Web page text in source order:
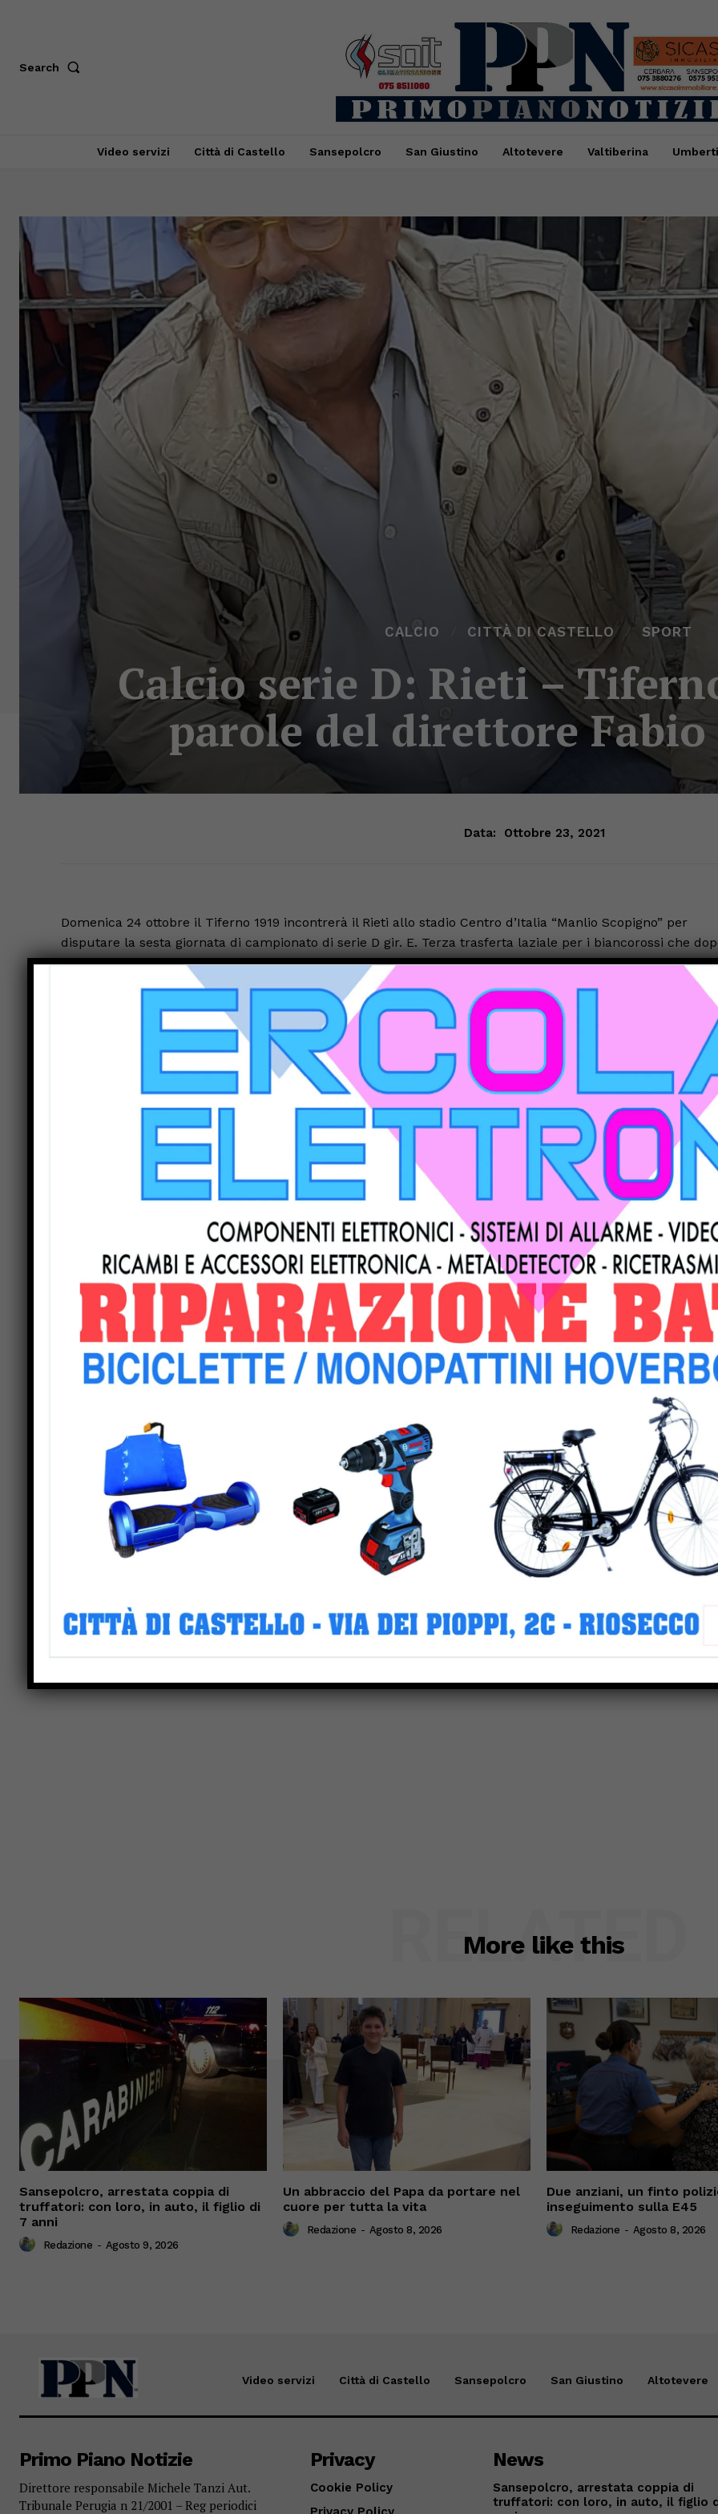
Search
Video servizi Città di Castello Sansepolcro San Giustino Altotevere Valtiberina
CALCIO CITTÀ DI CASTELLO SPORT
Calcio serie D: Rieti –
parole del direttore
Data: Ottobre 23, 2021
Domenica 24 ottobre il Tiferno 1919 incontrerà il Rieti allo stadio Centro d’Italia “Manlio Scopigno” per
disputare la sesta giornata di campionato di serie D gir. E. Terza trasferta laziale per i biancorossi che
due successi di fila ottenuti contro l’Unipomezia e contro il Montespaccato cercheranno di replicare per
Momento positivo per la squadra di mister Machi che nelle scorse due partite ha dimostrato grinta e
carattere da vendere: scesi in campo con determinazione i ragazzi sono finalmente riusciti a conquistare
due belle vittorie importanti per la classifica generale che, ad oggi, vede il Tiferno in sesta posizione con 9
punti, subito dietro al Poggibonsi. Il Rieti, invece, si trova in dodicesima posizione con 5 punti totali (una
vittoria, due pareggi e due sconfitte). Nella partita di domenica sarà assente il
centrale difensivo del TifernoMurilo Gomes Ferreira, squalificato per tre turni per un acceso confronto
un avversario durante la partita contro il Montespaccato, ma tornerà a disposizione Tersini, anche lui
squalificato per tre giornate a causa di un diverbio durante il derby Tiferno 1919 – Trestina.
“La squadra sta andando bene, da un punto di vista tecnico stiamo dimostrando molto” dichiara
direttore tecnico FabioCalagreti . “Le squadre avversarie e gli osservatori dicono che siamo la
del girone che esprime il meglio calcio, tanto di cappello al nostro allenatore, ma anche ai ragazzi che si
stanno comportando bene. Domenica sarà una gara ostica, tutti dicono che il Rieti è una squadra che
ancora non è riuscita ad esprimere il suo valore, speriamo comunque che per noi domenica vada bene”
Previous article
A Perugia si “Cammina in Rosa”. Sabato
23 ottobre il Piedibus del Ben Essere al
tumore al seno e promuovere salute
Next article
Martedì 26 ottobre il convegno “
FARE INSIEME È FARE INGRANDE”
More like this
RELATED
Sansepolcro, arrestata coppia di
truffatori: con loro, in auto, il figlio di
7 anni
Redazione - Agosto 9, 2026
Un abbraccio del Papa da portare nel
cuore per tutta la vita
Redazione - Agosto 8, 2026
Due anziani, un finto
inseguimento sulla E45
Redazione - Agosto 8, 2026
Video servizi Città di Castello Sansepolcro San Giustino Altotevere
Primo Piano Notizie
Direttore responsabile Michele Tanzi Aut.
Tribunale Perugia n 21/2001 – Reg periodici
Privacy
Cookie Policy
News
Sansepolcro, arrestata coppia di
truffatori: con loro, in auto, il figlio